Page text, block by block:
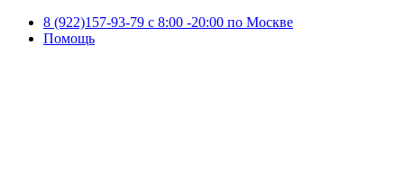
8 (922)157-93-79 c 8:00 -20:00 по Москве
Помощь